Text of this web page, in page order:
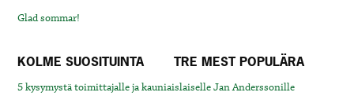
Glad sommar!
KOLME SUOSITUINTA TRE MEST POPULÄRA
5 kysymystä toimittajalle ja kauniaislaiselle Jan Anderssonille